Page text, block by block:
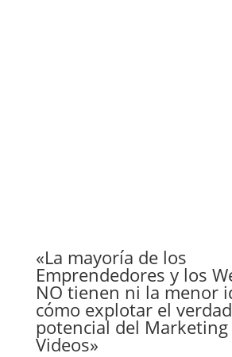
«La mayoría de los
Emprendedores y los
NO tienen ni la menor
cómo explotar el
potencial del Marketing
Videos»